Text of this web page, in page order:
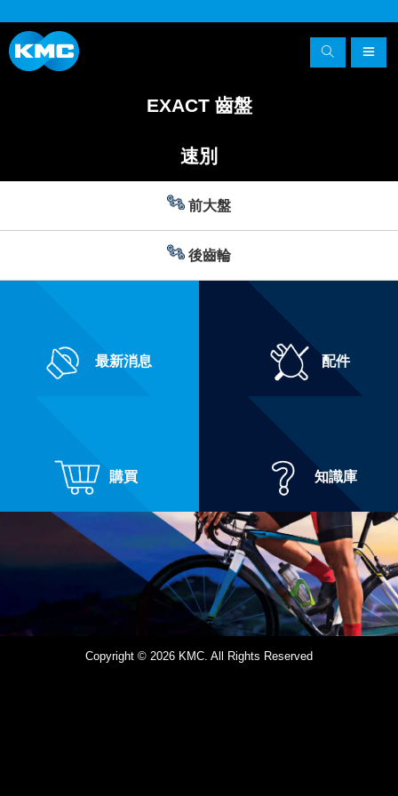
EXACT 齒盤
速別
前大盤
後齒輪
最新消息 配件
購買 知識庫
Copyright © 2026 KMC. All Rights Reserved